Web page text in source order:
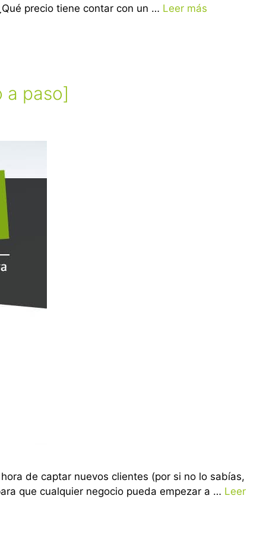
precio tiene contar con un … Leer más
a paso]
de captar nuevos clientes (por si no lo sabías,
que cualquier negocio pueda empezar a … Leer